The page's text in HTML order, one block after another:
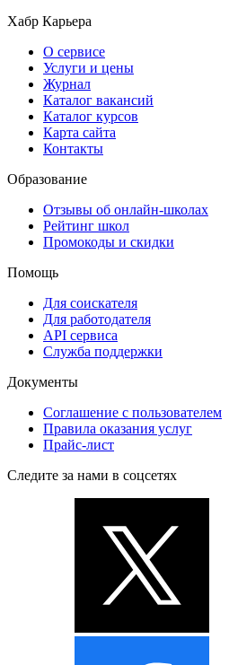
Хабр Карьера
О сервисе
Услуги и цены
Журнал
Каталог вакансий
Каталог курсов
Карта сайта
Контакты
Образование
Отзывы об онлайн-школах
Рейтинг школ
Промокоды и скидки
Помощь
Для соискателя
Для работодателя
API сервиса
Служба поддержки
Документы
Соглашение с пользователем
Правила оказания услуг
Прайс-лист
Следите за нами в соцсетях